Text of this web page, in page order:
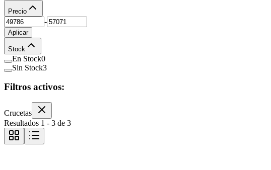
Precio
-
Aplicar
Stock
En Stock0
Sin Stock3
Filtros activos:
Crucetas
Resultados 1 - 3 de 3